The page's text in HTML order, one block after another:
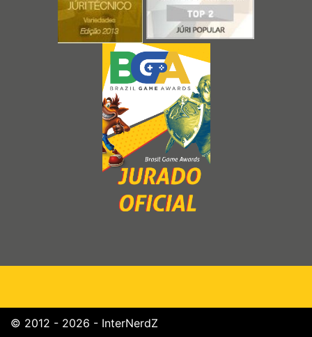
© 2012 - 2026 - InterNerdZ